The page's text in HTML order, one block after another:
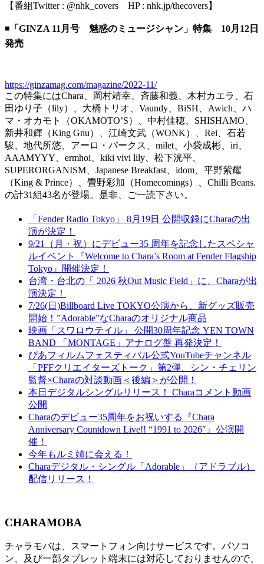
【番組Twitter : @nhk_covers HP : nhk.jp/thecovers】
◾️ 「GINZA 11月号 魅惑のミュージシャン」特集 10月12日
発売
https://ginzamag.com/magazine/2022-11/
この特集にはChara、岡村靖幸、斉藤和義、木村カエラ、石
田ゆり子（lily）、大橋トリオ、Vaundy、BiSH、Awich、ハ
マ・オカモト（OKAMOTO’S）、中村佳穂、SHISHAMO、
新井和輝（King Gnu）、江崎文武（WONK）、Rei、石若
駿、地代所悠、アーロ・パークス、milet、小袋成彬、iri、
AAAMYYY、ermhoi、kiki vivi lily、松下洸平、
SUPERORGANISM、Japanese Breakfast、idom、平野紫耀
（King & Prince）、畳野彩加（Homecomings）、Chilli Beans.
の計31組43名が登場。是非、ご一読下さい。
「Fender Radio Tokyo」 8月19日 公開収録にCharaの出
演が決定！
9/21（月・祝）にデビュー35 周年を記念したスペシャ
ルイベント『Welcome to Chara’s Room at Fender Flagship
Tokyo』開催決定！
台湾・台北の「 2026 秋Out Music Field」に、Charaが出
演決定！
7/26(日)Billboard Live TOKYO公演から、新グッズ販売
開始！”Adorable”なCharaのオリジナル商品
映画「スワロウテイル」 公開30周年記念 YEN TOWN
BAND 「MONTAGE」アナログ盤 再発決定！
ぴあフィルムフェスティバル公式YouTubeチャンネル
「PFFクリエイターズトーク」第2弾、シン・チェリン
監督×Charaの対談動画＜後編＞が公開！
本日デジタルシングルリリース！ Charaコメント動画
公開
Charaのデビュー35周年をお祝いする『Chara
Anniversary Countdown Live!! “1991 to 2026″』公演開
催！
今年もルミ姉に会える！
Charaデジタル・シングル「Adorable」（アドラブル）
配信リリース！
CHARAMOBA
チャラモバは、スマートフォン向けサービスです。パソコ
ン、及び一部タブレット端末には対応しておりませんので、